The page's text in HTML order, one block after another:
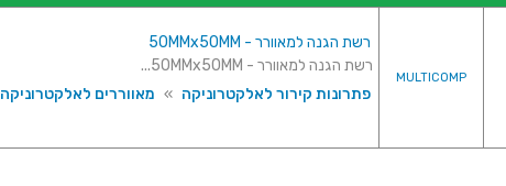
MULTICOMP
רשת הגנה למאוורר - 50MMx50MM
רשת הגנה למאוורר - 50MMx50MM...
פתרונות קירור לאלקטרוניקה » מאווררים לאלקטרוניקה